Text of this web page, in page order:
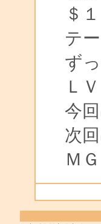
＄
テ
ず
Ｌ
今
次
Ｍ